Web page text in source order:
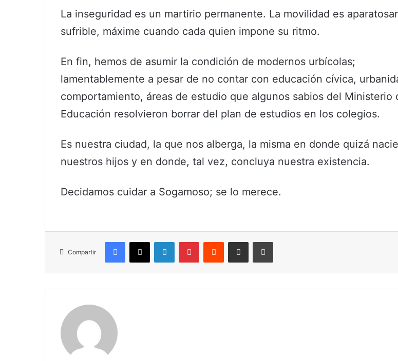
La inseguridad es un martirio permanente. La movilidad es
sufrible, máxime cuando cada quien impone su ritmo.
En fin, hemos de asumir la condición de modernos urbícolas;
lamentablemente a pesar de no contar con educación cívica,
comportamiento, áreas de estudio que algunos sabios del Ministerio
Educación resolvieron borrar del plan de estudios en los colegios.
Es nuestra ciudad, la que nos alberga, la misma en donde quizá
nuestros hijos y en donde, tal vez, concluya nuestra existencia.
Decidamos cuidar a Sogamoso; se lo merece.
Compartir
Facebook
X LinkedInPinterestReddit Compartir por correo electrónicoImprimir